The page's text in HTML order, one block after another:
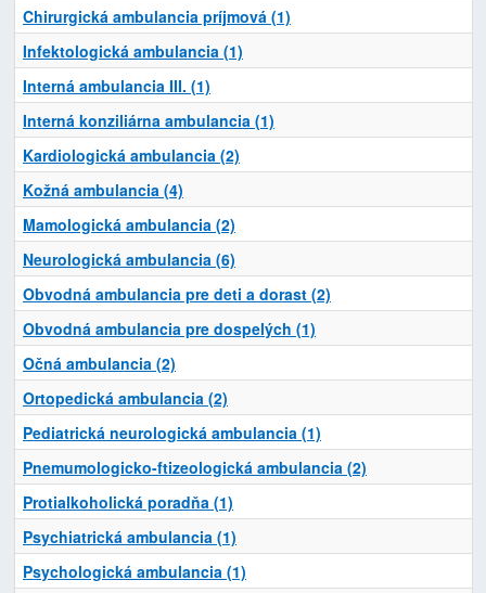
Chirurgická ambulancia príjmová (1)
Infektologická ambulancia (1)
Interná ambulancia III. (1)
Interná konziliárna ambulancia (1)
Kardiologická ambulancia (2)
Kožná ambulancia (4)
Mamologická ambulancia (2)
Neurologická ambulancia (6)
Obvodná ambulancia pre deti a dorast (2)
Obvodná ambulancia pre dospelých (1)
Očná ambulancia (2)
Ortopedická ambulancia (2)
Pediatrická neurologická ambulancia (1)
Pnemumologicko-ftizeologická ambulancia (2)
Protialkoholická poradňa (1)
Psychiatrická ambulancia (1)
Psychologická ambulancia (1)